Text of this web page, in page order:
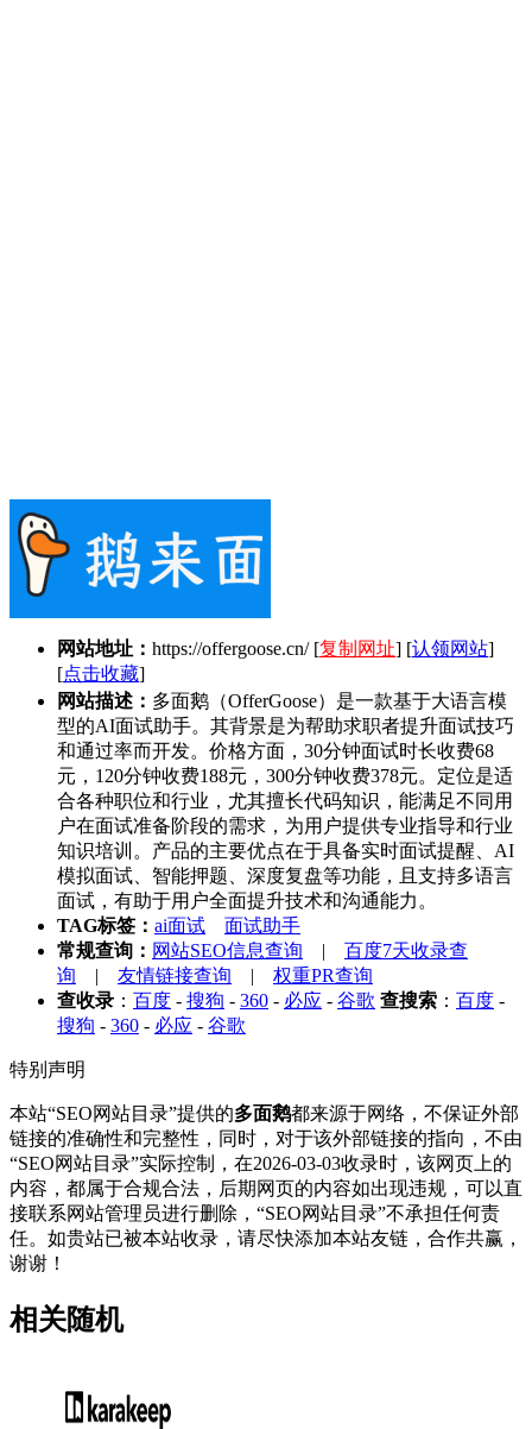
网站地址： https://offergoose.cn/ [复制网址] [认领网站]
[点击收藏]
网站描述： 多面鹅（OfferGoose）是一款基于大语言模
型的AI面试助手。其背景是为帮助求职者提升面试技巧
和通过率而开发。价格方面，30分钟面试时长收费68
元，120分钟收费188元，300分钟收费378元。定位是适
合各种职位和行业，尤其擅长代码知识，能满足不同用
户在面试准备阶段的需求，为用户提供专业指导和行业
知识培训。产品的主要优点在于具备实时面试提醒、AI
模拟面试、智能押题、深度复盘等功能，且支持多语言
面试，有助于用户全面提升技术和沟通能力。
TAG标签： ai面试
面试助手
常规查询： 网站SEO信息查询 | 百度7天收录查
询 | 友情链接查询 | 权重PR查询
查收录 ： 百度 - 搜狗 - 360 - 必应 - 谷歌 查搜索 ： 百度 -
搜狗 - 360 - 必应 - 谷歌
特别声明
本站“SEO网站目录”提供的多面鹅都来源于网络，不保证外部
链接的准确性和完整性，同时，对于该外部链接的指向，不由
“SEO网站目录”实际控制，在2026-03-03收录时，该网页上的
内容，都属于合规合法，后期网页的内容如出现违规，可以直
接联系网站管理员进行删除，“SEO网站目录”不承担任何责
任。如贵站已被本站收录，请尽快添加本站友链，合作共赢，
谢谢！
相关随机